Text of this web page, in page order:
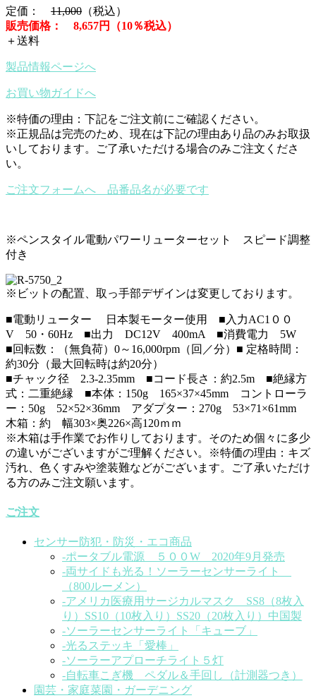
定価： 11,000 （税込）
販売価格： 8,657円（10％税込）
＋送料
製品情報ページへ
お買い物ガイドへ
※特価の理由：下記をご注文前にご確認ください。
※正規品は完売のため、現在は下記の理由あり品のみお取扱
いしております。ご了承いただける場合のみご注文くださ
い。
ご注文フォームへ 品番品名が必要です
※ペンスタイル電動パワーリューターセット スピード調整
付き
※ビットの配置、取っ手部デザインは変更しております。
■電動リューター 日本製モーター使用 ■入力AC1００
V 50・60Hz ■出力 DC12V 400mA ■消費電力 5W
■回転数：（無負荷）0～16,000rpm（回／分）■ 定格時間：
約30分（最大回転時は約20分）
■チャック径 2.3-2.35mm ■コード長さ：約2.5m ■絶縁方
式：二重絶縁 ■本体：150g 165×37×45mm コントローラ
ー：50g 52×52×36mm アダプター：270g 53×71×61mm
木箱：約 幅303×奥226×高120ｍｍ
※木箱は手作業でお作りしております。そのため個々に多少
の違いがございますがご理解ください。※特価の理由：キズ
汚れ、色くすみや塗装難などがございます。ご了承いただけ
る方のみご注文願います。
ご注文
センサー防犯・防災・エコ商品
-ポータブル電源 ５００W 2020年9月発売
-両サイドも光る！ソーラーセンサーライト
（800ルーメン）
-アメリカ医療用サージカルマスク SS8（8枚入
り）SS10（10枚入り）SS20（20枚入り）中国製
-ソーラーセンサーライト「キューブ」
-光るステッキ「愛棒」
-ソーラーアプローチライト５灯
-自転車こぎ機 ペダル＆手回し（計測器つき）
園芸・家庭菜園・ガーデニング